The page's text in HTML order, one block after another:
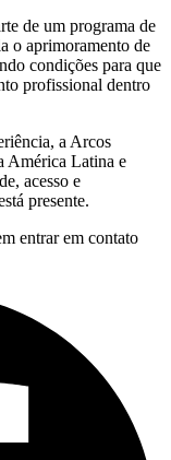
de um programa de
o aprimoramento de
condições para que
profissional dentro
a Arcos
América Latina e
acesso e
presente.
entrar em contato